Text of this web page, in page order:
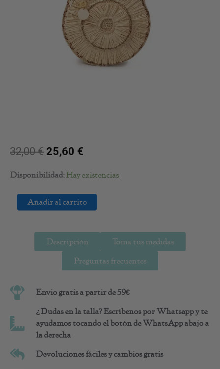
32,00€ 25,60 €
Disponibilidad: Hay existencias
Bolso
cantidad
Añadir al carrito
Descripción Toma tus medidas
Preguntas frecuentes
Envio gratis a partir de 59€
¿Dudas en la talla? Escríbenos por Whatsapp y te
ayudamos tocando el botón de WhatsApp abajo a
la derecha
Devoluciones fáciles y cambios gratis